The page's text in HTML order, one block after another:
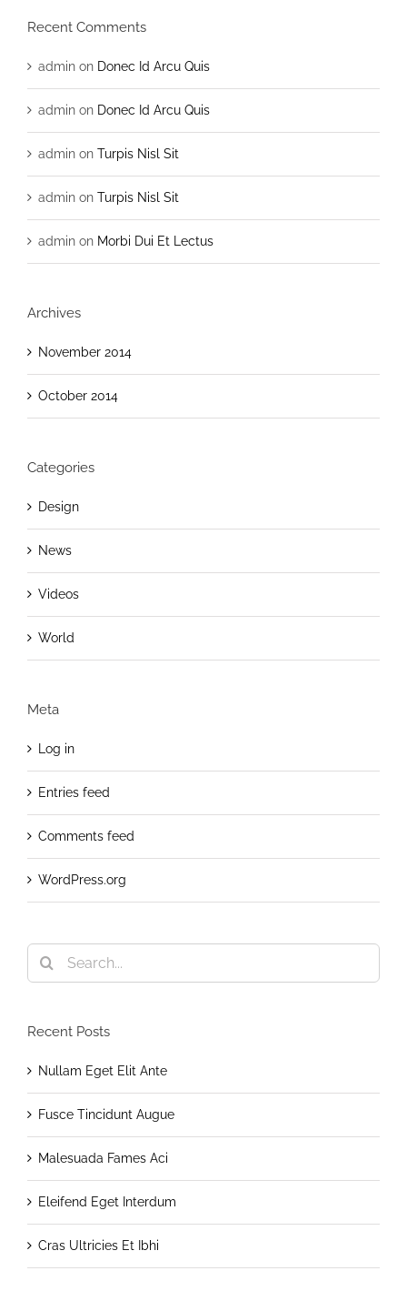
Recent Comments
admin on Donec Id Arcu Quis
admin on Donec Id Arcu Quis
admin on Turpis Nisl Sit
admin on Turpis Nisl Sit
admin on Morbi Dui Et Lectus
Archives
November 2014
October 2014
Categories
Design
News
Videos
World
Meta
Log in
Entries feed
Comments feed
WordPress.org
Search
for:
Recent Posts
Nullam Eget Elit Ante
Fusce Tincidunt Augue
Malesuada Fames Aci
Eleifend Eget Interdum
Cras Ultricies Et Ibhi